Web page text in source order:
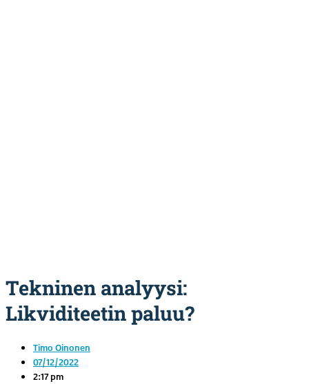
Tekninen analyysi:
Likviditeetin paluu?
Timo Oinonen
07/12/2022
2:17 pm